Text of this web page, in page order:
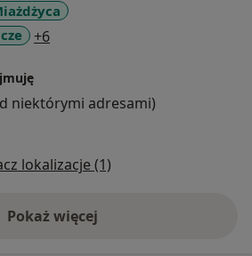
+6a11y_sr_more_diseases
niektórymi adresami)
lokalizacje (1)
Pokaż więcejo doświadczeniu